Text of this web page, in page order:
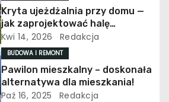
Kryta ujeżdżalnia przy domu —
jak zaprojektować halę
jeździecką ekonomicznie
Kwi 14, 2026 Redakcja
BUDOWA I REMONT
Pawilon mieszkalny – doskonała
alternatywa dla mieszkania!
Paź 16, 2025 Redakcja